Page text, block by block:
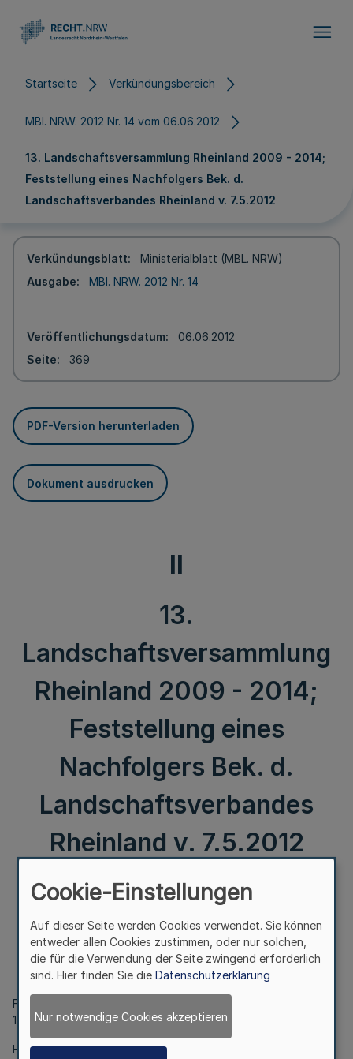
Startseite Verkündungsbereich
MBl. NRW. 2012 Nr. 14 vom 06.06.2012
13. Landschaftsversammlung Rheinland 2009 - 2014;
Feststellung eines Nachfolgers Bek. d.
Landschaftsverbandes Rheinland v. 7.5.2012
Verkündungsblatt
Ministerialblatt (MBL. NRW)
Ausgabe
MBl. NRW. 2012 Nr. 14
Veröffentlichungsdatum
06.06.2012
Seite
369
PDF-Version herunterladen
Dokument ausdrucken
II
13.
Landschaftsversammlung
Rheinland 2009 - 2014;
Feststellung eines
Nachfolgers Bek. d.
Landschaftsverbandes
Rheinland v. 7.5.2012
II.
13. Landschaftsversammlung Rheinland 2009 - 2014;
Feststellung eines Nachfolgers
Bek. d. Landschaftsverbandes Rheinland v. 7.5.2012
Für das mit Wirkung vom 1.5.2012 ausgeschiedene Mitglied der
13. Landschaftsversammlung Rheinland
Herr Jens Bröker, SPD
Cookie-Einstellungen
Auf dieser Seite werden Cookies verwendet. Sie können
entweder allen Cookies zustimmen, oder nur solchen,
die für die Verwendung der Seite zwingend erforderlich
sind. Hier finden Sie die Datenschutzerklärung
Nur notwendige Cookies akzeptieren